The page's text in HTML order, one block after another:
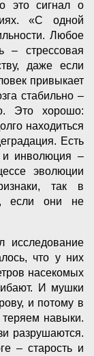
это сигнал о
«С одной
Любое
– стрессовая
даже если
привыкает
стабильно –
Это хорошо:
находиться
Есть
и инволюция –
эволюции
так в
если они не
исследование
что у них
насекомых
И мушки
и потому в
навыки.
разрушаются.
– старость и